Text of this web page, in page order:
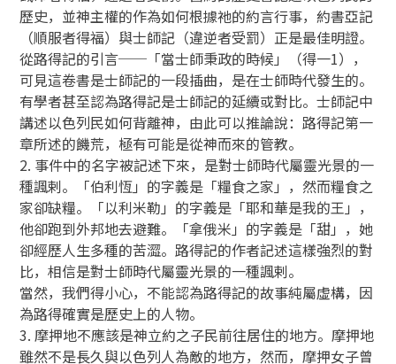
歷史，並神主權的作為如何根據祂的約言行事，約書亞記
（順服者得福）與士師記（違逆者受罰）正是最佳明證。
從路得記的引言──「當士師秉政的時候」（得一1），
可見這卷書是士師記的一段插曲，是在士師時代發生的。
有學者甚至認為路得記是士師記的延續或對比。士師記中
講述以色列民如何背離神，由此可以推論說：路得記第一
章所述的饑荒，極有可能是從神而來的管教。
2. 事件中的名字被記述下來，是對士師時代屬靈光景的一
種諷剌。「伯利恆」的字義是「糧食之家」，然而糧食之
家卻缺糧。「以利米勒」的字義是「耶和華是我的王」，
他卻跑到外邦地去避難。「拿俄米」的字義是「甜」，她
卻經歷人生多種的苦澀。路得記的作者記述這樣強烈的對
比，相信是對士師時代屬靈光景的一種諷剌。
當然，我們得小心，不能認為路得記的故事純屬虛構，因
為路得確實是歷史上的人物。
3. 摩押地不應該是神立約之子民前往居住的地方。摩押地
雖然不是長久與以色列人為敵的地方，然而，摩押女子曾